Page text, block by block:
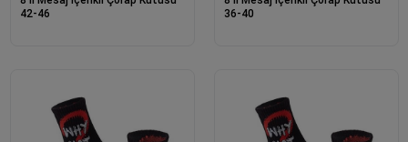
42-46
36-40